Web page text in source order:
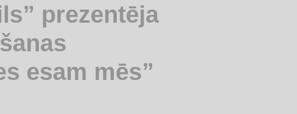
prezentēja
esam mēs”